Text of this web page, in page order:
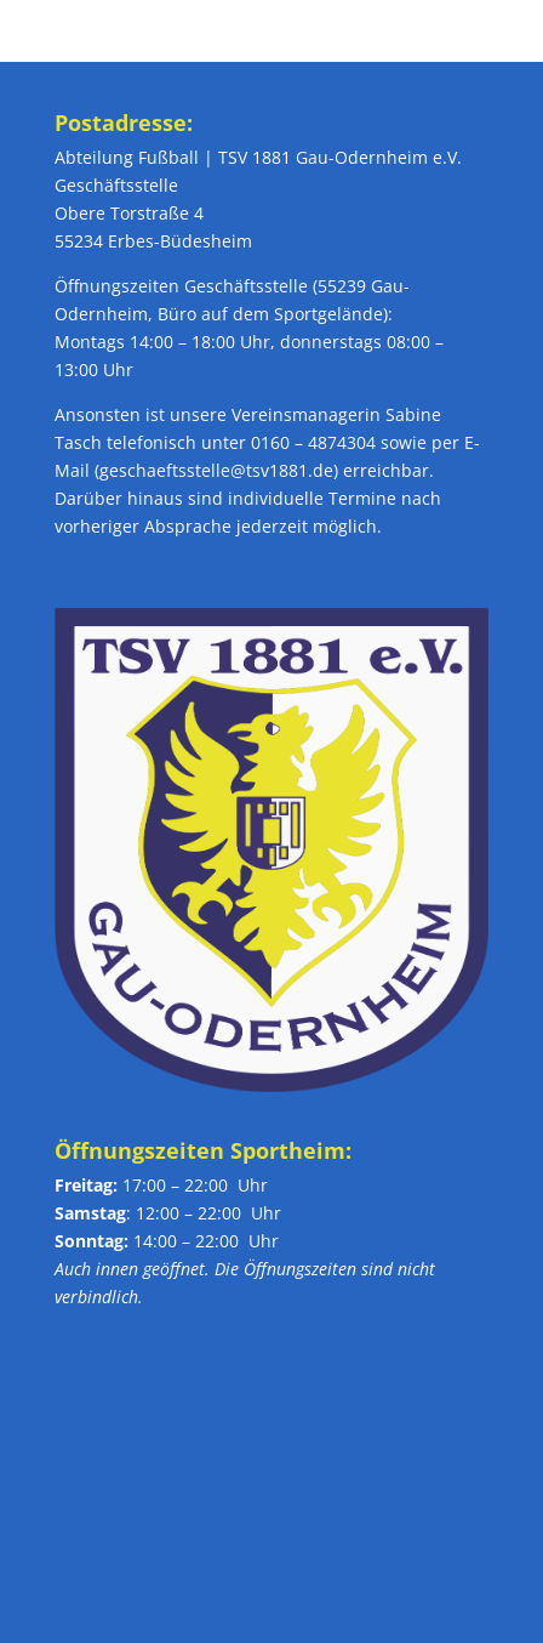
Postadresse:
Abteilung Fußball | TSV 1881 Gau-Odernheim e.V.
Geschäftsstelle
Obere Torstraße 4
55234 Erbes-Büdesheim
Öffnungszeiten Geschäftsstelle (55239 Gau-
Odernheim, Büro auf dem Sportgelände):
Montags 14:00 – 18:00 Uhr, donnerstags 08:00 –
13:00 Uhr
Ansonsten ist unsere Vereinsmanagerin Sabine
Tasch telefonisch unter 0160 – 4874304 sowie per E-
Mail (geschaeftsstelle@tsv1881.de) erreichbar.
Darüber hinaus sind individuelle Termine nach
vorheriger Absprache jederzeit möglich.
Öffnungszeiten Sportheim:
Freitag: 17:00 – 22:00 Uhr
Samstag: 12:00 – 22:00 Uhr
Sonntag: 14:00 – 22:00 Uhr
Auch innen geöffnet. Die Öffnungszeiten sind nicht
verbindlich.